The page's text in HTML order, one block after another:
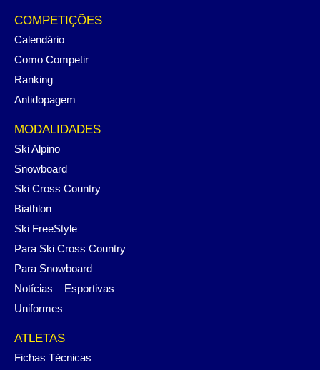
COMPETIÇÕES
Calendário
Como Competir
Ranking
Antidopagem
MODALIDADES
Ski Alpino
Snowboard
Ski Cross Country
Biathlon
Ski FreeStyle
Para Ski Cross Country
Para Snowboard
Notícias – Esportivas
Uniformes
ATLETAS
Fichas Técnicas